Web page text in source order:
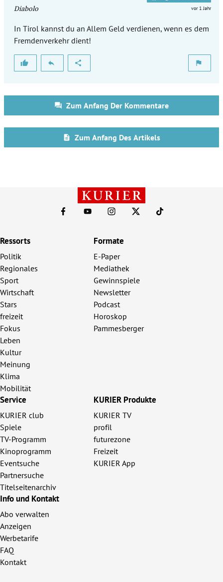
Ressorts
Politik
Regionales
Sport
Wirtschaft
Stars
freizeit
Fokus
Leben
Kultur
Meinung
Klima
Mobilität
Formate
E-Paper
Mediathek
Gewinnspiele
Newsletter
Podcast
Horoskop
Pammesberger
Service
KURIER club
Spiele
TV-Programm
Kinoprogramm
Eventsuche
Partnersuche
Titelseitenarchiv
KURIER Produkte
KURIER TV
profil
futurezone
Freizeit
KURIER App
Info und Kontakt
Abo verwalten
Anzeigen
Werbetarife
FAQ
Kontakt